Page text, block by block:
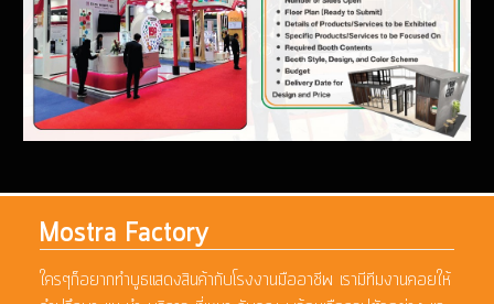
Mostra Factory
ใครๆก็อยากทำบูธแสดงสินค้ากับโรงงานมืออาชีพ เรามีทีมงานคอยให้